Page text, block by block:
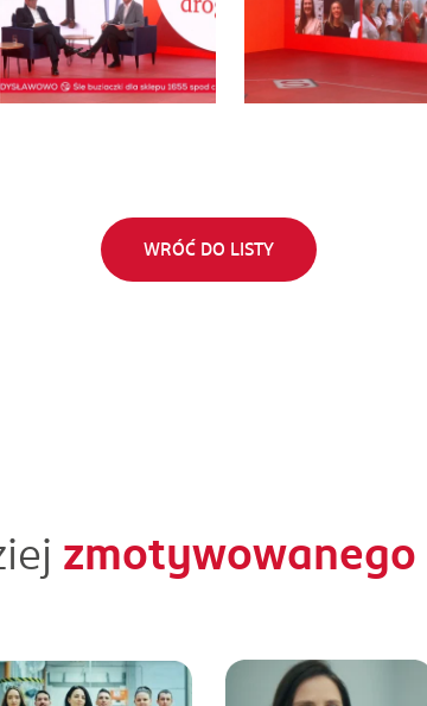
WRÓĆ DO LISTY
zmotywowanego